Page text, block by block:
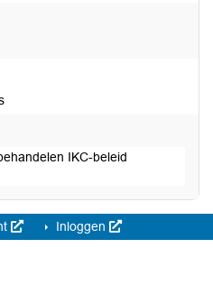
IKC-beleid
Inloggen